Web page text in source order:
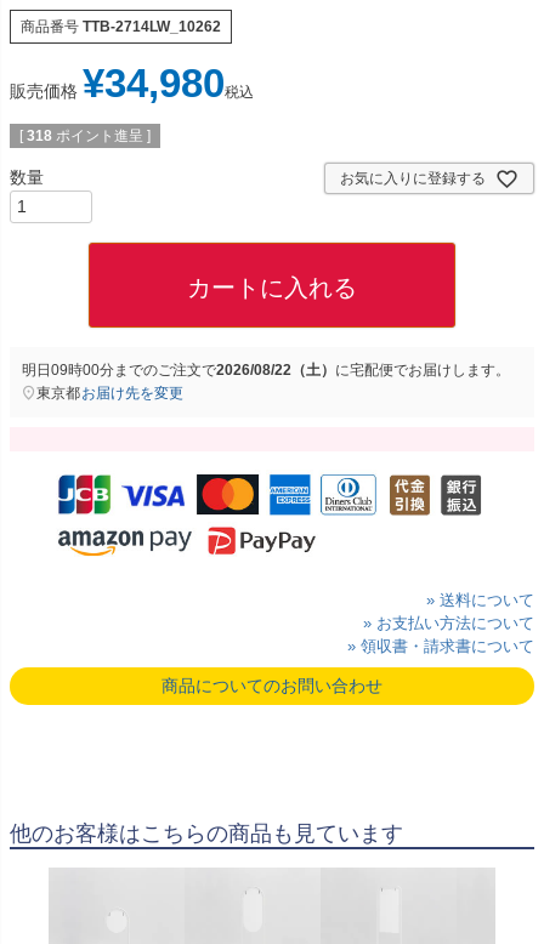
商品番号 TTB-2714LW_10262
販売価格 ¥34,980税込
[ 318 ポイント進呈 ]
お気に入りに登録する
カートに入れる
明日 09時00分までのご注文で2026/08/22（土） に宅配便でお届けします。
東京都お届け先を変更
» 送料について
» お支払い方法について
» 領収書・請求書について
商品についてのお問い合わせ
他のお客様はこちらの商品も見ています